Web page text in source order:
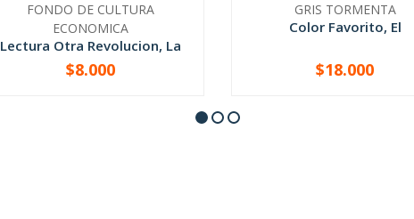
FONDO DE CULTURA
ECONOMICA
Lectura Otra Revolucion, La
+
$8.000
GRIS TORMENTA
Color Favorito, El
+
$18.000